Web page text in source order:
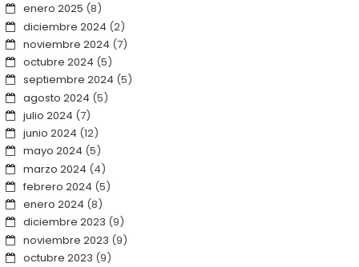
enero 2025 (8)
diciembre 2024 (2)
noviembre 2024 (7)
octubre 2024 (5)
septiembre 2024 (5)
agosto 2024 (5)
julio 2024 (7)
junio 2024 (12)
mayo 2024 (5)
marzo 2024 (4)
febrero 2024 (5)
enero 2024 (8)
diciembre 2023 (9)
noviembre 2023 (9)
octubre 2023 (9)